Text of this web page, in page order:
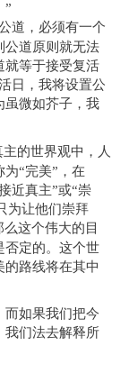
”
道 ，必须有一个
公道原则就无法
就等于接受复活
日，我将设置公
虽微如芥子，我
主的世界观中，人
为“完美”，在
近真主”或“崇
为让他们崇拜
这个伟大的目
否定的。这个世
的路线将在其中
而如果我们把今
我们法去解释所